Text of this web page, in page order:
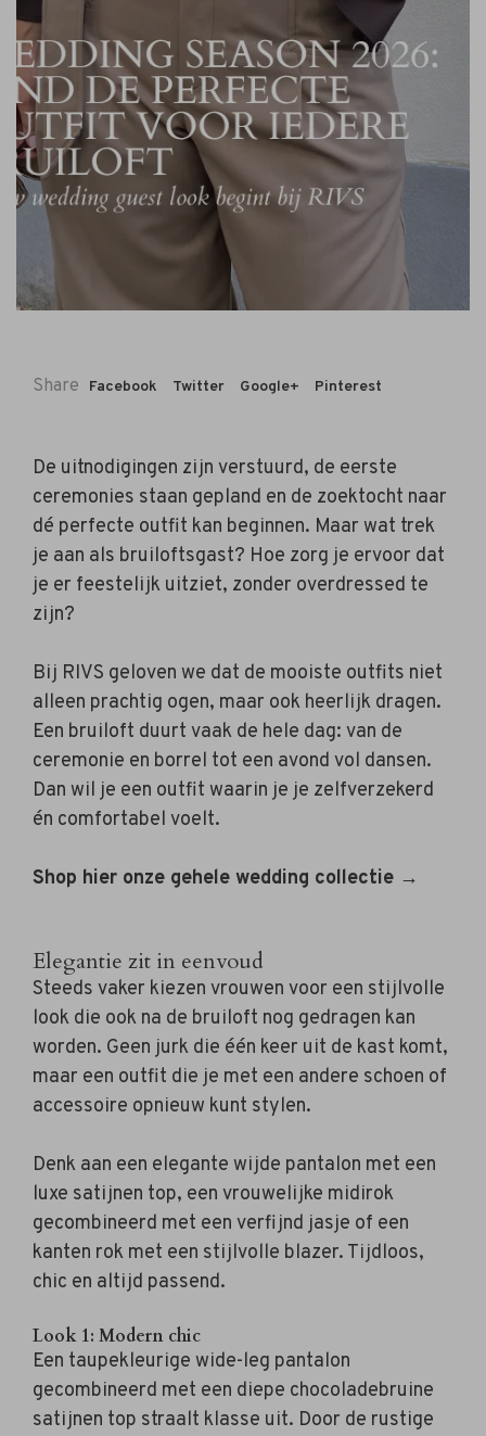
Share Facebook Twitter Google+ Pinterest
De uitnodigingen zijn verstuurd, de eerste
ceremonies staan gepland en de zoektocht naar
dé perfecte outfit kan beginnen. Maar wat trek
je aan als bruiloftsgast? Hoe zorg je ervoor dat
je er feestelijk uitziet, zonder overdressed te
zijn?
Bij RIVS geloven we dat de mooiste outfits niet
alleen prachtig ogen, maar ook heerlijk dragen.
Een bruiloft duurt vaak de hele dag: van de
ceremonie en borrel tot een avond vol dansen.
Dan wil je een outfit waarin je je zelfverzekerd
én comfortabel voelt.
Shop hier onze gehele wedding collectie →
Elegantie zit in eenvoud
Steeds vaker kiezen vrouwen voor een stijlvolle
look die ook na de bruiloft nog gedragen kan
worden. Geen jurk die één keer uit de kast komt,
maar een outfit die je met een andere schoen of
accessoire opnieuw kunt stylen.
Denk aan een elegante wijde pantalon met een
luxe satijnen top, een vrouwelijke midirok
gecombineerd met een verfijnd jasje of een
kanten rok met een stijlvolle blazer. Tijdloos,
chic en altijd passend.
Look 1: Modern chic
Een taupekleurige wide-leg pantalon
gecombineerd met een diepe chocoladebruine
satijnen top straalt klasse uit. Door de rustige